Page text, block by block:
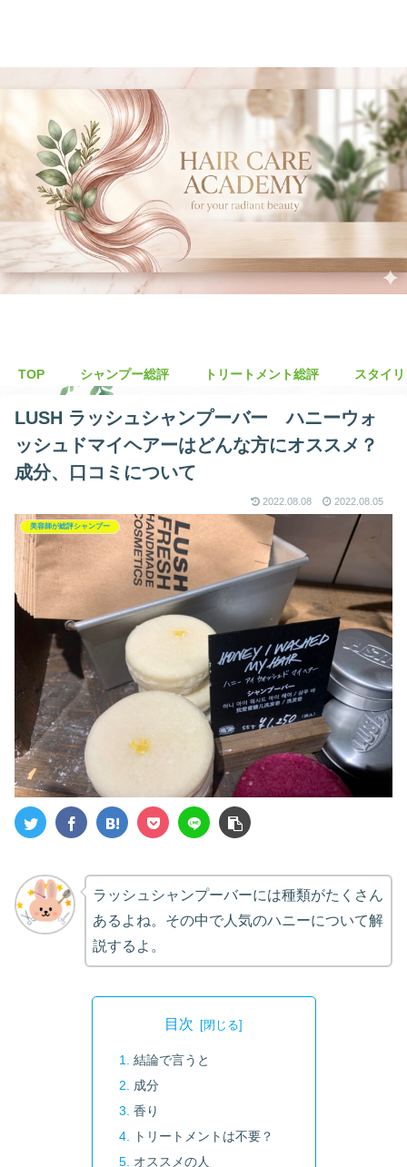
TOP シャンプー総評 トリートメント総評 スタイ
LUSH ラッシュシャンプーバー ハニーウォ
ッシュドマイヘアーはどんな方にオススメ？
成分、口コミについて
2022.08.08 2022.08.05
美容師が総評シャンプー
ラッシュシャンプーバーには種類がたくさん
あるよね。その中で人気のハニーについて解
説するよ。
目次
結論で言うと
成分
香り
トリートメントは不要？
オススメの人